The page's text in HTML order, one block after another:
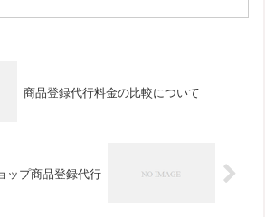
商品登録代行料金の比較について
ップ商品登録代行